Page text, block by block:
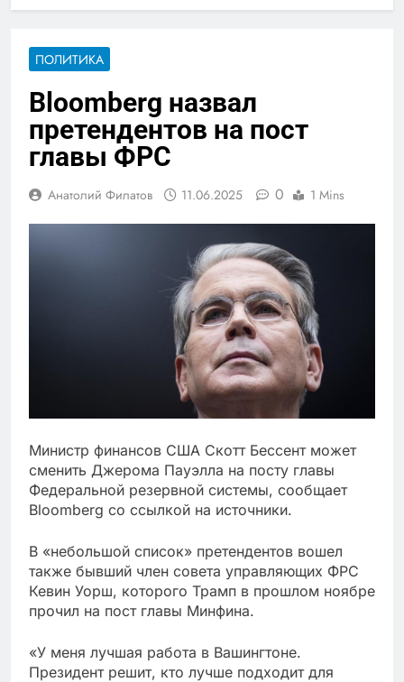
ПОЛИТИКА
Bloomberg назвал
претендентов на пост
главы ФРС
Анатолий Филатов 11.06.2025 0 1 Mins
Министр финансов США Скотт Бессент может
сменить Джерома Пауэлла на посту главы
Федеральной резервной системы, сообщает
Bloomberg со ссылкой на источники.
В «небольшой список» претендентов вошел
также бывший член совета управляющих ФРС
Кевин Уорш, которого Трамп в прошлом ноябре
прочил на пост главы Минфина.
«У меня лучшая работа в Вашингтоне.
Президент решит, кто лучше подходит для